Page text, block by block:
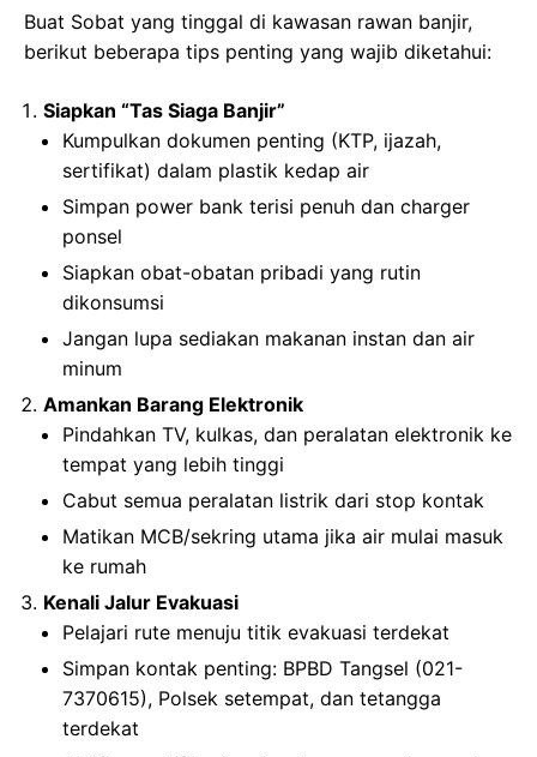
Buat Sobat yang tinggal di kawasan rawan banjir,
berikut beberapa tips penting yang wajib diketahui:
Siapkan “Tas Siaga Banjir”
Kumpulkan dokumen penting (KTP, ijazah,
sertifikat) dalam plastik kedap air
Simpan power bank terisi penuh dan charger
ponsel
Siapkan obat-obatan pribadi yang rutin
dikonsumsi
Jangan lupa sediakan makanan instan dan air
minum
Amankan Barang Elektronik
Pindahkan TV, kulkas, dan peralatan elektronik ke
tempat yang lebih tinggi
Cabut semua peralatan listrik dari stop kontak
Matikan MCB/sekring utama jika air mulai masuk
ke rumah
Kenali Jalur Evakuasi
Pelajari rute menuju titik evakuasi terdekat
Simpan kontak penting: BPBD Tangsel (021-
7370615), Polsek setempat, dan tetangga
terdekat